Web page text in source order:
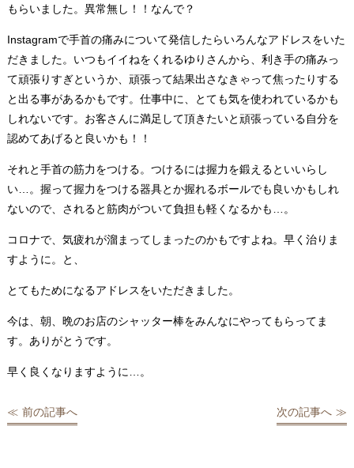
もらいました。異常無し！！なんで？
Instagramで手首の痛みについて発信したらいろんなアドレスをいた
だきました。いつもイイねをくれるゆりさんから、利き手の痛みっ
て頑張りすぎというか、頑張って結果出さなきゃって焦ったりする
と出る事があるかもです。仕事中に、とても気を使われているかも
しれないです。お客さんに満足して頂きたいと頑張っている自分を
認めてあげると良いかも！！
それと手首の筋力をつける。つけるには握力を鍛えるといいらし
い…。握って握力をつける器具とか握れるボールでも良いかもしれ
ないので、されると筋肉がついて負担も軽くなるかも…。
コロナで、気疲れが溜まってしまったのかもですよね。早く治りま
すように。と、
とてもためになるアドレスをいただきました。
今は、朝、晩のお店のシャッター棒をみんなにやってもらってま
す。ありがとうです。
早く良くなりますように…。
前の記事へ 次の記事へ